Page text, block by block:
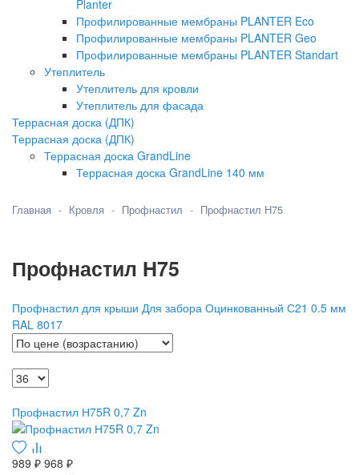
Planter
Профилированные мембраны PLANTER Eco
Профилированные мембраны PLANTER Geo
Профилированные мембраны PLANTER Standart
Утеплитель
Утеплитель для кровли
Утеплитель для фасада
Террасная доска (ДПК)
Террасная доска (ДПК)
Террасная доска GrandLine
Террасная доска GrandLine 140 мм
Главная Кровля Профнастил Профнастил H75
Профнастил H75
Профнастил для крыши Для забора Оцинкованный С21 0.5 мм
RAL 8017
Профнастил Н75R 0,7 Zn
989 ₽ 968 ₽